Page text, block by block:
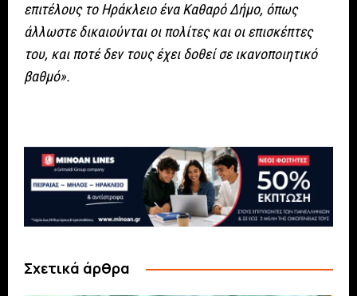
επιτέλους το Ηράκλειο ένα Καθαρό Δήμο, όπως
άλλωστε δικαιούνται οι πολίτες και οι επισκέπτες
του, και ποτέ δεν τους έχει δοθεί σε ικανοποιητικό
βαθμό».
Σχετικά άρθρα